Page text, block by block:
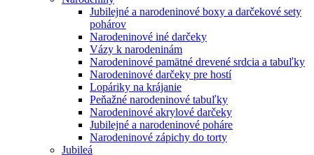
Jubilejné a narodeninové boxy a darčekové sety
pohárov
Narodeninové iné darčeky
Vázy k narodeninám
Narodeninové pamätné drevené srdcia a tabuľky
Narodeninové darčeky pre hostí
Lopáriky na krájanie
Peňažné narodeninové tabuľky
Narodeninové akrylové darčeky
Jubilejné a narodeninové poháre
Narodeninové zápichy do torty
Jubileá